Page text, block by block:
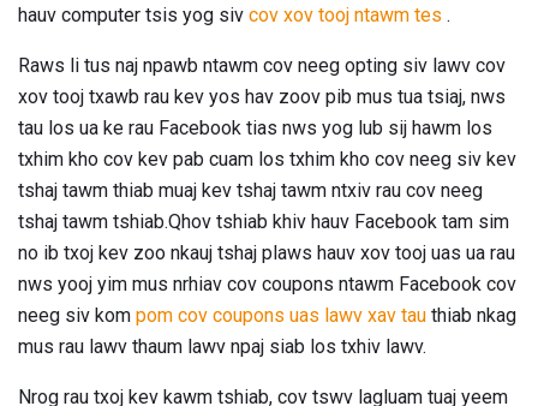
hauv computer tsis yog siv cov xov tooj ntawm tes .
Raws li tus naj npawb ntawm cov neeg opting siv lawv cov
xov tooj txawb rau kev yos hav zoov pib mus tua tsiaj, nws
tau los ua ke rau Facebook tias nws yog lub sij hawm los
txhim kho cov kev pab cuam los txhim kho cov neeg siv kev
tshaj tawm thiab muaj kev tshaj tawm ntxiv rau cov neeg
tshaj tawm tshiab.Qhov tshiab khiv hauv Facebook tam sim
no ib txoj kev zoo nkauj tshaj plaws hauv xov tooj uas ua rau
nws yooj yim mus nrhiav cov coupons ntawm Facebook cov
neeg siv kom pom cov coupons uas lawv xav tau thiab nkag
mus rau lawv thaum lawv npaj siab los txhiv lawv.
Nrog rau txoj kev kawm tshiab, cov tswv lagluam tuaj yeem